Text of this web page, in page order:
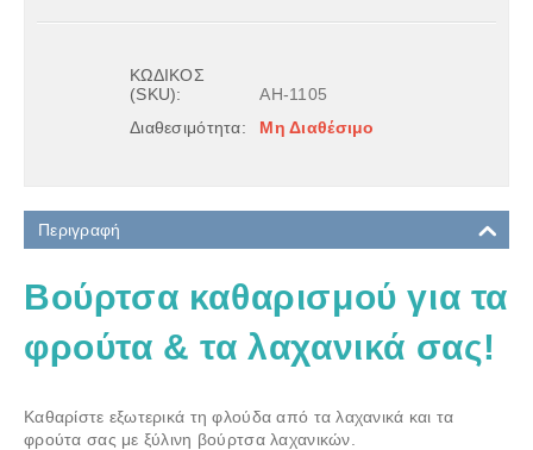
ΚΩΔΙΚΟΣ
(SKU):
AH-1105
Διαθεσιμότητα:
Μη Διαθέσιμο
Περιγραφή
Βούρτσα καθαρισμού για τα
φρούτα & τα λαχανικά σας!
Καθαρίστε εξωτερικά τη φλούδα από τα λαχανικά και τα
φρούτα σας με ξύλινη βούρτσα λαχανικών.